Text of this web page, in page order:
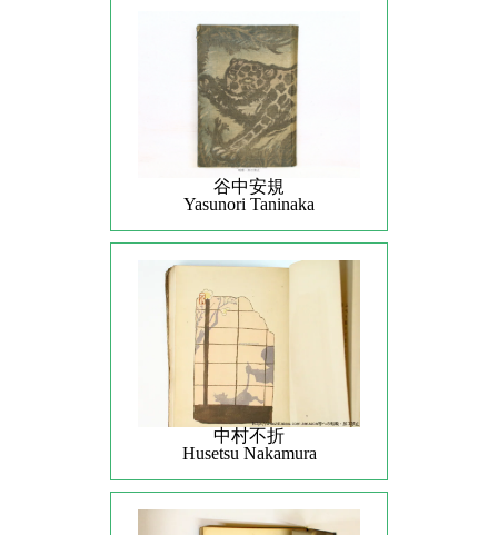
谷中安規
Yasunori Taninaka
中村不折
Husetsu Nakamura